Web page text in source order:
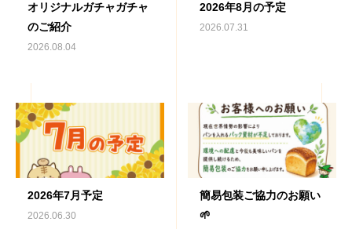
オリジナルガチャガチャ
のご紹介
2026.08.04
2026年8月の予定
2026.07.31
2026年7月予定
2026.06.30
簡易包装ご協力のお願い
🌱